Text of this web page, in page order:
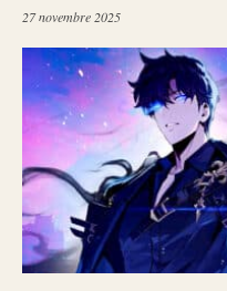
27 novembre 2025